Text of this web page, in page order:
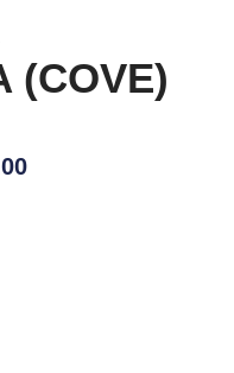
(COVE)